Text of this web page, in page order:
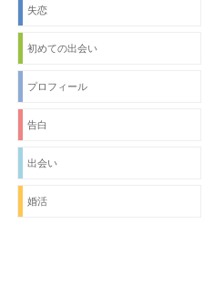
失恋
初めての出会い
プロフィール
告白
出会い
婚活